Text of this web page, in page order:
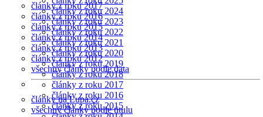
články z roku 2017
články z roku 2016
články z roku 2015
články z roku 2014
články z roku 2013
články z roku 2012
všechny články podle data
články na Lupa.cz
všechny články podle titulu
články z roku 2024
články z roku 2023
články z roku 2022
články z roku 2021
články z roku 2020
články z roku 2019
články z roku 2018
články z roku 2017
články z roku 2016
články z roku 2015